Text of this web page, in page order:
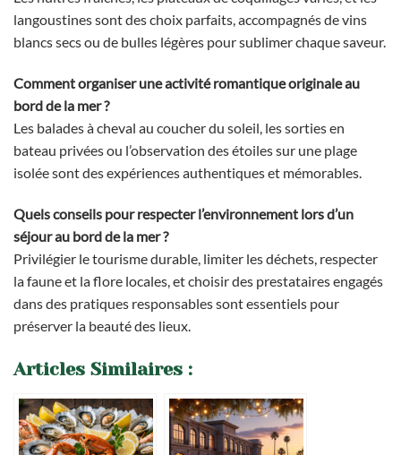
langoustines sont des choix parfaits, accompagnés de vins
blancs secs ou de bulles légères pour sublimer chaque saveur.
Comment organiser une activité romantique originale au
bord de la mer ?
Les balades à cheval au coucher du soleil, les sorties en
bateau privées ou l’observation des étoiles sur une plage
isolée sont des expériences authentiques et mémorables.
Quels conseils pour respecter l’environnement lors d’un
séjour au bord de la mer ?
Privilégier le tourisme durable, limiter les déchets, respecter
la faune et la flore locales, et choisir des prestataires engagés
dans des pratiques responsables sont essentiels pour
préserver la beauté des lieux.
Articles Similaires :